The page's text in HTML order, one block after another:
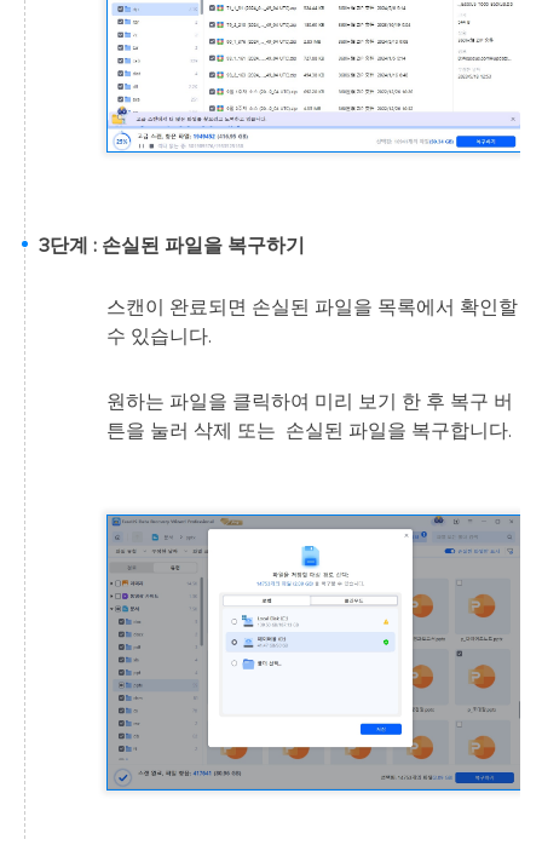
3단계 : 손실된 파일을 복구하기
스캔이 완료되면 손실된 파일을 목록에서 확인할
수 있습니다.
원하는 파일을 클릭하여 미리 보기 한 후 복구 버
튼을 눌러 삭제 또는 손실된 파일을 복구합니다.